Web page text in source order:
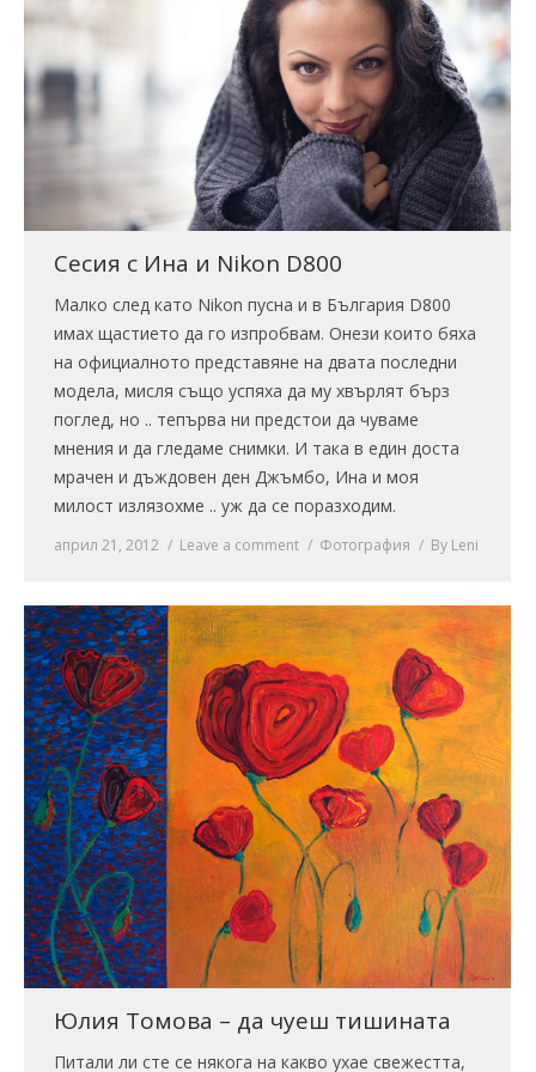
Сесия с Ина и Nikon D800
Малко след като Nikon пусна и в България D800
имах щастието да го изпробвам. Онези които бяха
на официалното представяне на двата последни
модела, мисля също успяха да му хвърлят бърз
поглед, но .. тепърва ни предстои да чуваме
мнения и да гледаме снимки. И така в един доста
мрачен и дъждовен ден Джъмбо, Ина и моя
милост излязохме .. уж да се поразходим.
април 21, 2012 Leave a comment Фотография By Leni
Юлия Томова – да чуеш тишината
Питали ли сте се някога на какво ухае свежестта,